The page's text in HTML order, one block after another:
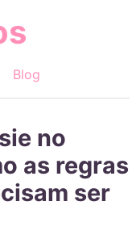
Blog
no
as regras
ser